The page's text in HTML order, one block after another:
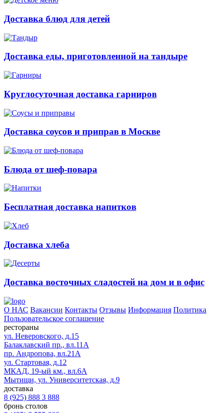
Доставка блюд для детей
Доставка еды, приготовленной на тандыре
Круглосуточная доставка гарниров
Доставка соусов и приправ в Москве
Блюда от шеф-повара
Бесплатная доставка напитков
Доставка хлеба
Доставка восточных сладостей на дом и в офис
О НАС Вакансии Контакты Отзывы Информация Политика
Пользовательское соглашение
рестораны
ул. Неверовского, д.15
Балаклавский пр., вл.11А
пр. Андропова, вл.21А
ул. Стартовая, д.12
МКАД, 19-ый км., вл.6А
Мытищи, ул. Университетская, д.9
доставка
8 (925) 888 3 888
бронь столов